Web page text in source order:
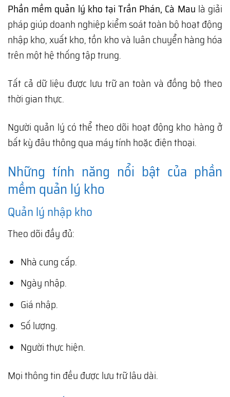
Phần mềm quản lý kho tại Trần Phán, Cà Mau là giải
pháp giúp doanh nghiệp kiểm soát toàn bộ hoạt động
nhập kho, xuất kho, tồn kho và luân chuyển hàng hóa
trên một hệ thống tập trung.
Tất cả dữ liệu được lưu trữ an toàn và đồng bộ theo
thời gian thực.
Người quản lý có thể theo dõi hoạt động kho hàng ở
bất kỳ đâu thông qua máy tính hoặc điện thoại.
Những tính năng nổi bật của phần
mềm quản lý kho
Quản lý nhập kho
Theo dõi đầy đủ:
Nhà cung cấp.
Ngày nhập.
Giá nhập.
Số lượng.
Người thực hiện.
Mọi thông tin đều được lưu trữ lâu dài.